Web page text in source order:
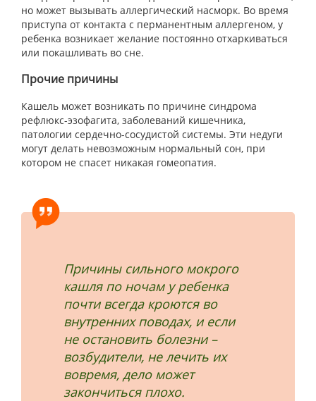
но может вызывать аллергический насморк. Во время
приступа от контакта с перманентным аллергеном, у
ребенка возникает желание постоянно отхаркиваться
или покашливать во сне.
Прочие причины
Кашель может возникать по причине синдрома
рефлюкс-эзофагита, заболеваний кишечника,
патологии сердечно-сосудистой системы. Эти недуги
могут делать невозможным нормальный сон, при
котором не спасет никакая гомеопатия.
Причины сильного мокрого
кашля по ночам у ребенка
почти всегда кроются во
внутренних поводах, и если
не остановить болезни –
возбудители, не лечить их
вовремя, дело может
закончиться плохо.